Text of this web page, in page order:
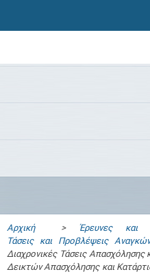
Αρχική> Έρευνες και
Τάσεις και Προβλέψεις
Διαχρονικές Τάσεις Απασχόλησης
Δεικτών Απασχόλησης και